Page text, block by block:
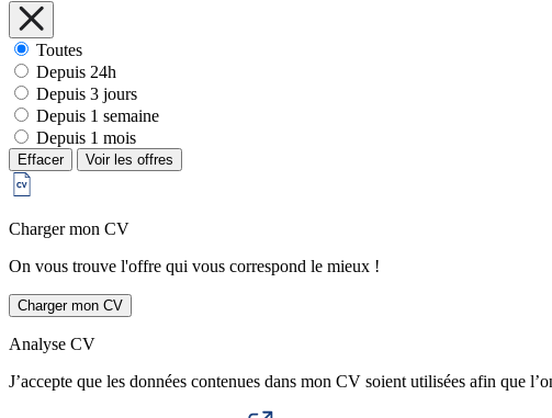
Toutes
Depuis 24h
Depuis 3 jours
Depuis 1 semaine
Depuis 1 mois
Effacer Voir les offres
Charger mon CV
On vous trouve l'offre qui vous correspond le mieux !
Charger mon CV
Analyse CV
J’accepte que les données contenues dans mon CV soient utilisées afin que